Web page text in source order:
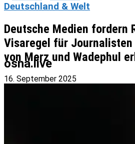
osna.live
Deutschland & Welt
Deutsche Medien fordern
Visaregel für
von Merz und Wadephul
16. September 2025